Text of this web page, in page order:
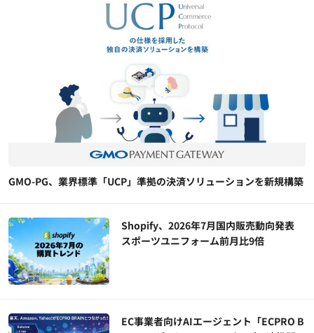
GMO-PG、業界標準「UCP」準拠の決済ソリューションを新規構築
Shopify、2026年7月国内販売動向発表
スポーツユニフォーム前月比9倍
EC事業者向けAIエージェント「ECPRO B